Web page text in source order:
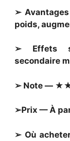
➢
poids,
➢ Effets
secondaire
➢ Note —
➢Prix — À
➢ Où